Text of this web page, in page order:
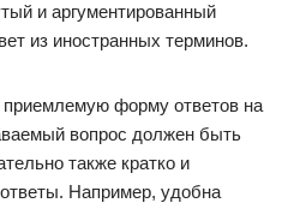
и аргументированный
из иностранных терминов.
форму ответов на
вопрос должен быть
также кратко и
Например, удобна